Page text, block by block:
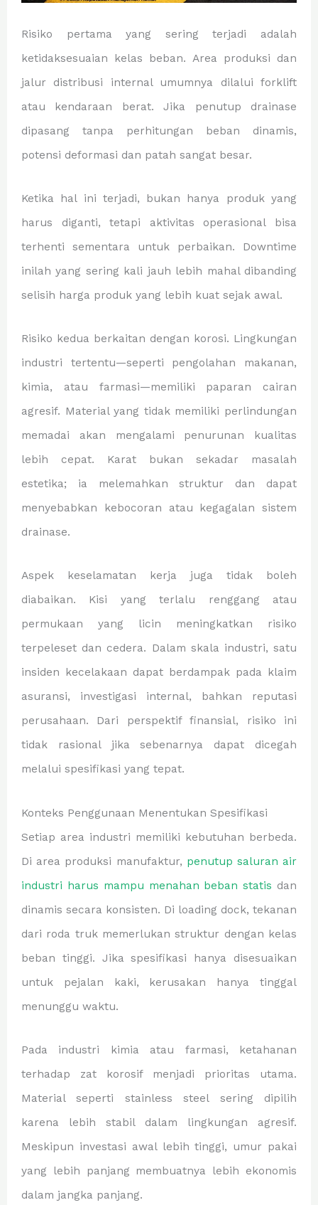
Risiko pertama yang sering terjadi adalah
ketidaksesuaian kelas beban. Area produksi dan
jalur distribusi internal umumnya dilalui forklift
atau kendaraan berat. Jika penutup drainase
dipasang tanpa perhitungan beban dinamis,
potensi deformasi dan patah sangat besar.
Ketika hal ini terjadi, bukan hanya produk yang
harus diganti, tetapi aktivitas operasional bisa
terhenti sementara untuk perbaikan. Downtime
inilah yang sering kali jauh lebih mahal dibanding
selisih harga produk yang lebih kuat sejak awal.
Risiko kedua berkaitan dengan korosi. Lingkungan
industri tertentu—seperti pengolahan makanan,
kimia, atau farmasi—memiliki paparan cairan
agresif. Material yang tidak memiliki perlindungan
memadai akan mengalami penurunan kualitas
lebih cepat. Karat bukan sekadar masalah
estetika; ia melemahkan struktur dan dapat
menyebabkan kebocoran atau kegagalan sistem
drainase.
Aspek keselamatan kerja juga tidak boleh
diabaikan. Kisi yang terlalu renggang atau
permukaan yang licin meningkatkan risiko
terpeleset dan cedera. Dalam skala industri, satu
insiden kecelakaan dapat berdampak pada klaim
asuransi, investigasi internal, bahkan reputasi
perusahaan. Dari perspektif finansial, risiko ini
tidak rasional jika sebenarnya dapat dicegah
melalui spesifikasi yang tepat.
Konteks Penggunaan Menentukan Spesifikasi
Setiap area industri memiliki kebutuhan berbeda.
Di area produksi manufaktur, penutup saluran air
industri harus mampu menahan beban statis dan
dinamis secara konsisten. Di loading dock, tekanan
dari roda truk memerlukan struktur dengan kelas
beban tinggi. Jika spesifikasi hanya disesuaikan
untuk pejalan kaki, kerusakan hanya tinggal
menunggu waktu.
Pada industri kimia atau farmasi, ketahanan
terhadap zat korosif menjadi prioritas utama.
Material seperti stainless steel sering dipilih
karena lebih stabil dalam lingkungan agresif.
Meskipun investasi awal lebih tinggi, umur pakai
yang lebih panjang membuatnya lebih ekonomis
dalam jangka panjang.